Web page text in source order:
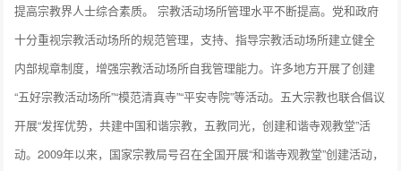
提高宗教界人士综合素质。 宗教活动场所管理水平不断提高。党和政府
十分重视宗教活动场所的规范管理，支持、指导宗教活动场所建立健全
内部规章制度，增强宗教活动场所自我管理能力。许多地方开展了创建
“五好宗教活动场所”“模范清真寺”“平安寺院”等活动。五大宗教也联合倡议
开展“发挥优势，共建中国和谐宗教，五教同光，创建和谐寺观教堂”活
动。2009年以来，国家宗教局号召在全国开展“和谐寺观教堂”创建活动，